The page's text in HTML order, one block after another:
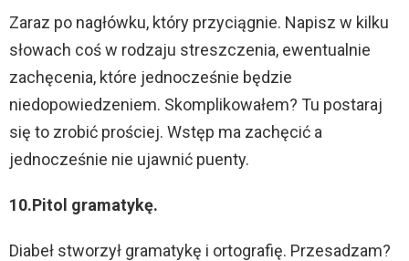
Zaraz po nagłówku, który przyciągnie. Napisz w kilku
słowach coś w rodzaju streszczenia, ewentualnie
zachęcenia, które jednocześnie będzie
niedopowiedzeniem. Skomplikowałem? Tu postaraj
się to zrobić prościej. Wstęp ma zachęcić a
jednocześnie nie ujawnić puenty.
10.Pitol gramatykę.
Diabeł stworzył gramatykę i ortografię. Przesadzam?